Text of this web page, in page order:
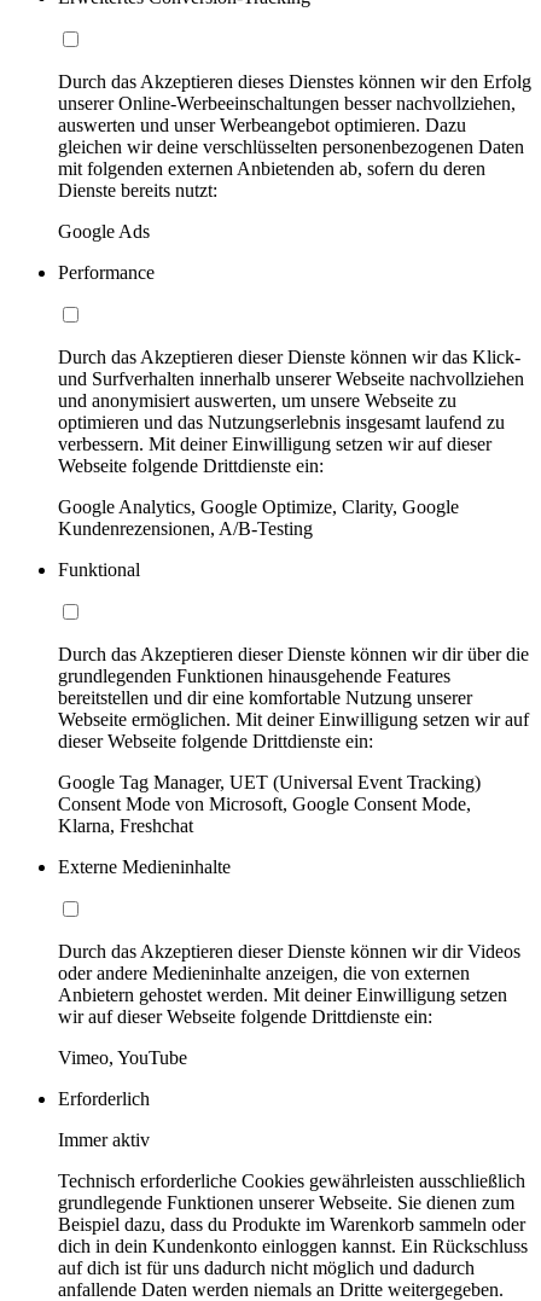
Durch das Akzeptieren dieses Dienstes können wir den Erfolg
unserer Online-Werbeeinschaltungen besser nachvollziehen,
auswerten und unser Werbeangebot optimieren. Dazu
gleichen wir deine verschlüsselten personenbezogenen Daten
mit folgenden externen Anbietenden ab, sofern du deren
Dienste bereits nutzt:
Google Ads
Performance
Durch das Akzeptieren dieser Dienste können wir das Klick-
und Surfverhalten innerhalb unserer Webseite nachvollziehen
und anonymisiert auswerten, um unsere Webseite zu
optimieren und das Nutzungserlebnis insgesamt laufend zu
verbessern. Mit deiner Einwilligung setzen wir auf dieser
Webseite folgende Drittdienste ein:
Google Analytics, Google Optimize, Clarity, Google
Kundenrezensionen, A/B-Testing
Funktional
Durch das Akzeptieren dieser Dienste können wir dir über die
grundlegenden Funktionen hinausgehende Features
bereitstellen und dir eine komfortable Nutzung unserer
Webseite ermöglichen. Mit deiner Einwilligung setzen wir auf
dieser Webseite folgende Drittdienste ein:
Google Tag Manager, UET (Universal Event Tracking)
Consent Mode von Microsoft, Google Consent Mode,
Klarna, Freshchat
Externe Medieninhalte
Durch das Akzeptieren dieser Dienste können wir dir Videos
oder andere Medieninhalte anzeigen, die von externen
Anbietern gehostet werden. Mit deiner Einwilligung setzen
wir auf dieser Webseite folgende Drittdienste ein:
Vimeo, YouTube
Erforderlich
Immer aktiv
Technisch erforderliche Cookies gewährleisten ausschließlich
grundlegende Funktionen unserer Webseite. Sie dienen zum
Beispiel dazu, dass du Produkte im Warenkorb sammeln oder
dich in dein Kundenkonto einloggen kannst. Ein Rückschluss
auf dich ist für uns dadurch nicht möglich und dadurch
anfallende Daten werden niemals an Dritte weitergegeben.